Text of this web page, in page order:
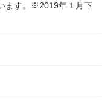
ます。※2019年１月下